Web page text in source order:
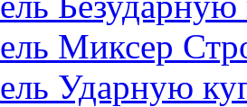
Миксер
Ударную